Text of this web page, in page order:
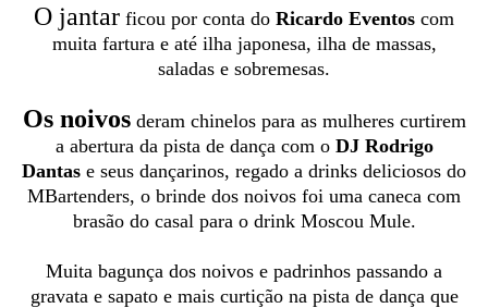
O jantar ficou por conta do Ricardo Eventos com
muita fartura e até ilha japonesa, ilha de massas,
saladas e sobremesas.
Os noivosderam chinelos para as mulheres curtirem
a abertura da pista de dança com o DJ Rodrigo
Dantas e seus dançarinos, regado a drinks deliciosos do
MBartenders, o brinde dos noivos foi uma caneca com
brasão do casal para o drink Moscou Mule.
Muita bagunça dos noivos e padrinhos passando a
gravata e sapato e mais curtição na pista de dança que